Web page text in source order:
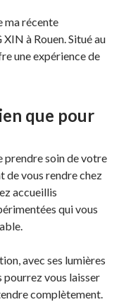
ma récente
à Rouen. Situé au
une expérience de
que pour
prendre soin de votre
de vous rendre chez
accueillis
qui vous
avec ses lumières
pourrez vous laisser
complètement.